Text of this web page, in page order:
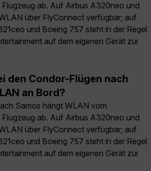
ab. Auf Airbus A320neo und
über FlyConnect verfügbar; auf
und Boeing 757 steht in der Regel
auf dem eigenen Gerät zur
den Condor-Flügen nach
an Bord?
Samos hängt WLAN vom
ab. Auf Airbus A320neo und
über FlyConnect verfügbar; auf
und Boeing 757 steht in der Regel
auf dem eigenen Gerät zur